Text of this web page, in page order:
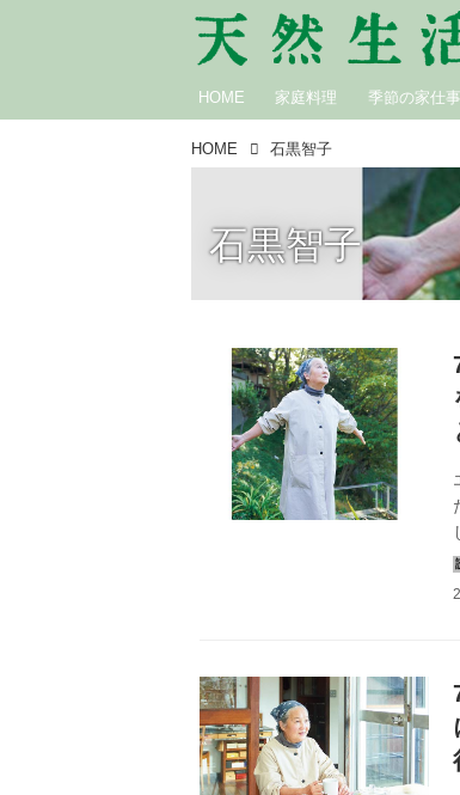
HOME 家庭料理 季節の家仕事
HOME 石黒智子
石黒智子